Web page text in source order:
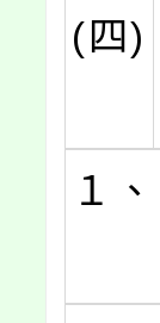
(四)
１、